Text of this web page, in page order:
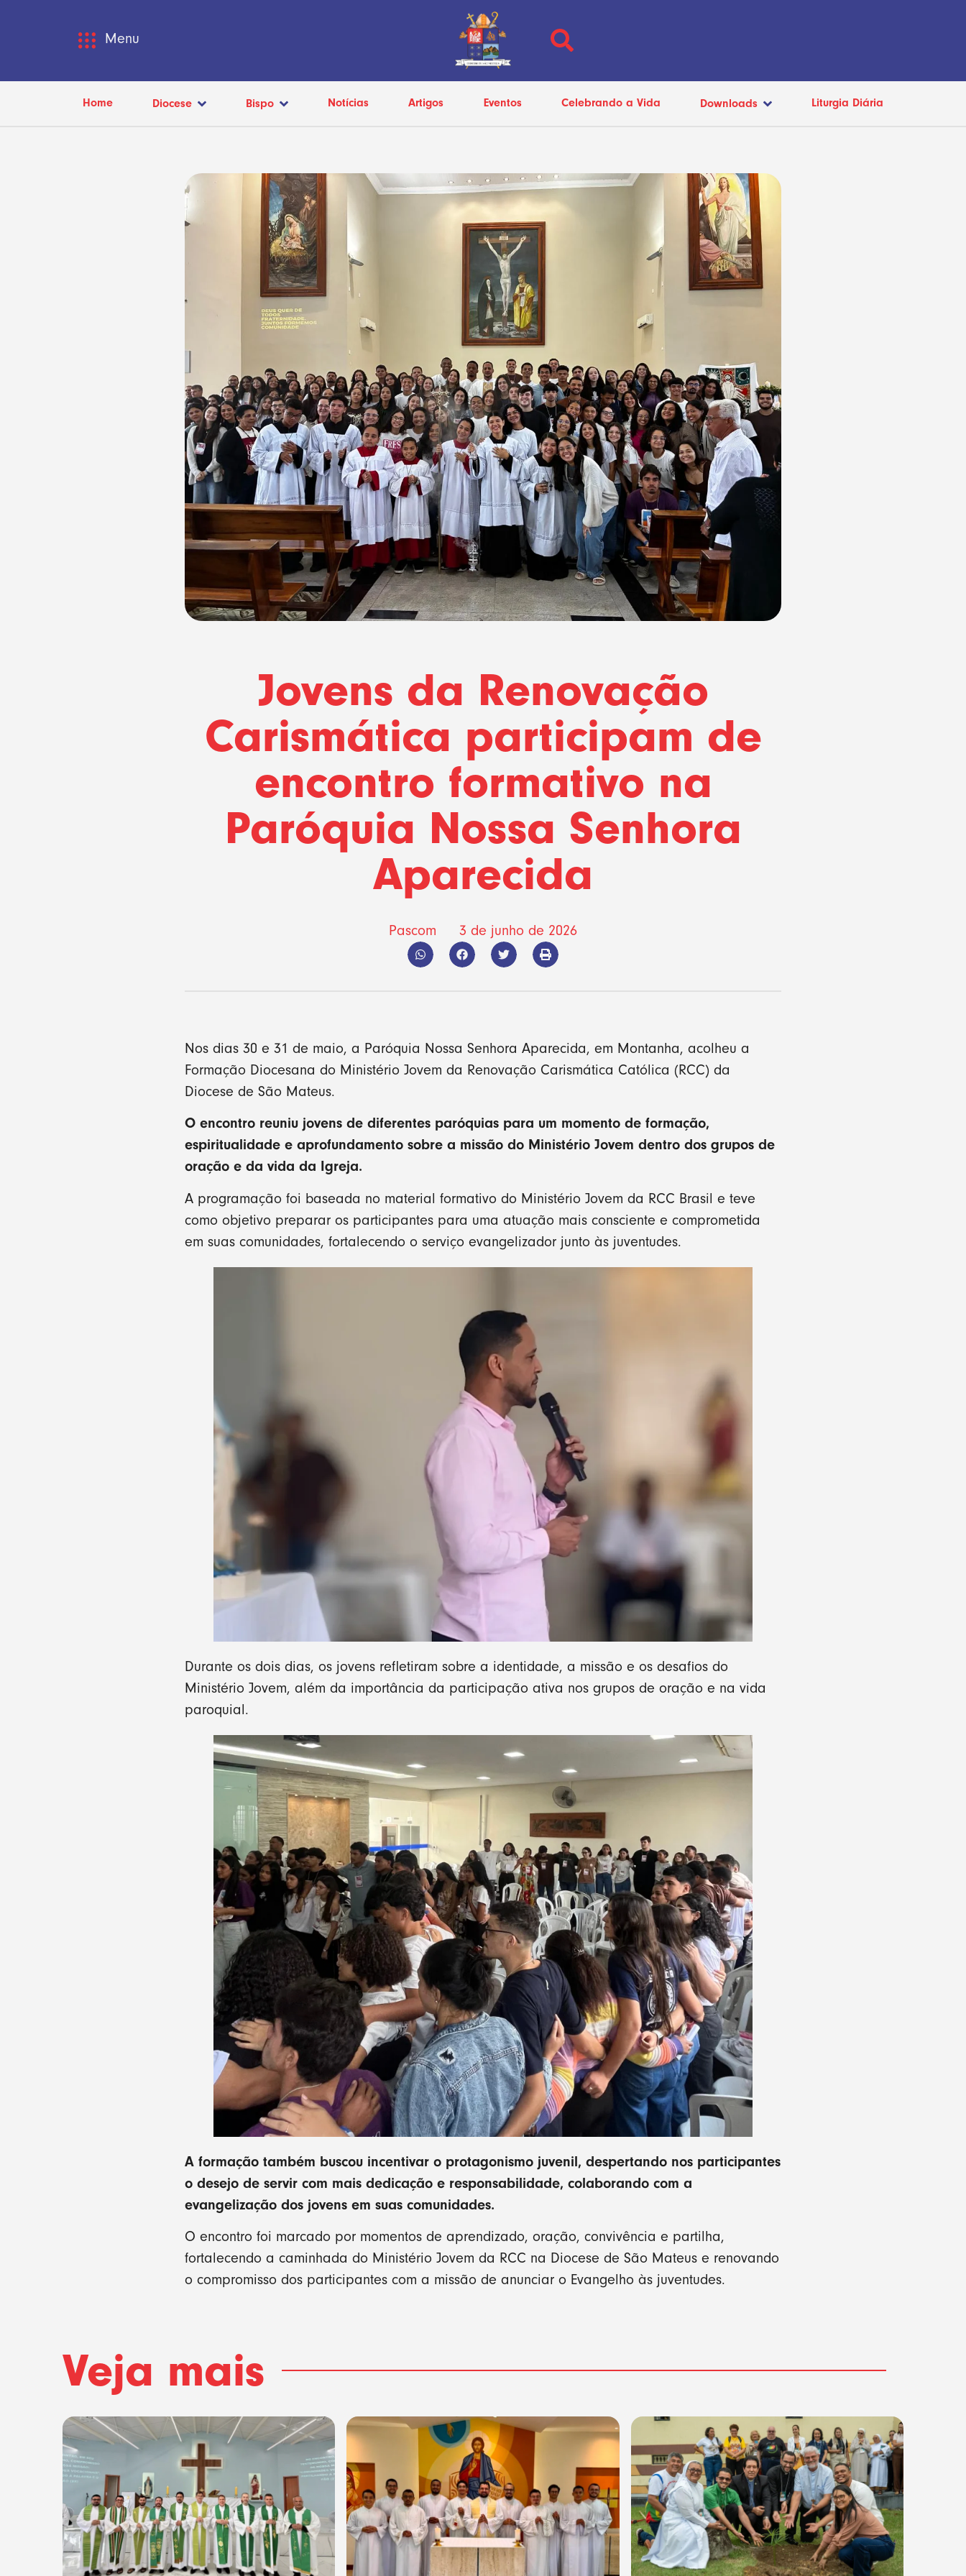
Menu
Home Diocese Bispo Notícias Artigos Eventos Celebrando a Vida Downloads Liturgia Diária
Jovens da Renovação
Carismática participam de
encontro formativo na
Paróquia Nossa Senhora
Aparecida
Pascom 3 de junho de 2026
Nos dias 30 e 31 de maio, a Paróquia Nossa Senhora Aparecida, em Montanha, acolheu a
Formação Diocesana do Ministério Jovem da Renovação Carismática Católica (RCC) da
Diocese de São Mateus.
O encontro reuniu jovens de diferentes paróquias para um momento de formação,
espiritualidade e aprofundamento sobre a missão do Ministério Jovem dentro dos grupos de
oração e da vida da Igreja.
A programação foi baseada no material formativo do Ministério Jovem da RCC Brasil e teve
como objetivo preparar os participantes para uma atuação mais consciente e comprometida
em suas comunidades, fortalecendo o serviço evangelizador junto às juventudes.
Durante os dois dias, os jovens refletiram sobre a identidade, a missão e os desafios do
Ministério Jovem, além da importância da participação ativa nos grupos de oração e na vida
paroquial.
A formação também buscou incentivar o protagonismo juvenil, despertando nos participantes
o desejo de servir com mais dedicação e responsabilidade, colaborando com a
evangelização dos jovens em suas comunidades.
O encontro foi marcado por momentos de aprendizado, oração, convivência e partilha,
fortalecendo a caminhada do Ministério Jovem da RCC na Diocese de São Mateus e renovando
o compromisso dos participantes com a missão de anunciar o Evangelho às juventudes.
Veja mais